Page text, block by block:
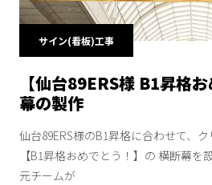
サイン(看板)工事
【仙台89ERS様 B1昇格
幕の製作
仙台89ERS様のB1昇格に合わせて、
【B1昇格おめでとう！】の 横断幕
元チームが